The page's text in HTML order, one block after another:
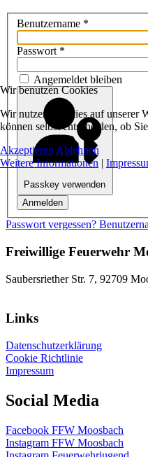
Benutzername *
Passwort*
Angemeldet bleiben
Passkey verwenden
Anmelden
Passwort vergessen?
Freiwillige Feuerwehr
Saubersriether Str. 7, 92709
Links
Datenschutzerklärung
Cookie Richtlinie
Impressum
Social Media
Facebook FFW Moosbach
Instagram FFW Moosbach
Wir benutzen Cookies
Wir nutzen Cookies auf unserer
können selbst entscheiden, ob
Akzeptieren Ablehnen
Weitere Informationen |